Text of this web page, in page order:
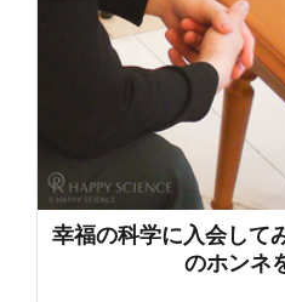
幸福の科学に入会して
のホンネ